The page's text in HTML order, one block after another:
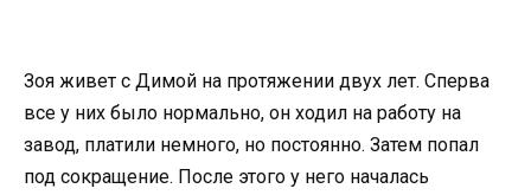
Зоя живет с Димой на протяжении двух лет. Сперва
все у них было нормально, он ходил на работу на
завод, платили немного, но постоянно. Затем попал
под сокращение. После этого у него началась